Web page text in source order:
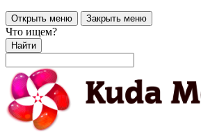
Открыть меню Закрыть меню
Что ищем?
Найти